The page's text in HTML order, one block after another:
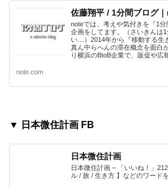
佐藤翔平 / 1分間ブログ
noteでは、考えや気付きを『1
企画をしてます。（さいきんは
い…）2014年から『移動する生
真ん中らへんの滞在概念を面白
り横浜のBtoB企業で、販促や広
note.com
▼ 日本微住計画 FB
日本微住計画
日本微住計画 – 「いいね！」
ル / 旅 / 生き方 】などのワード